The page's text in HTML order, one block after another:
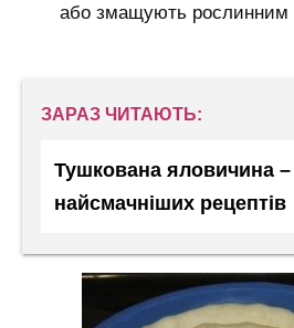
або змащують
ЗАРАЗ ЧИТАЮТЬ:
Тушкована яловичина –
найсмачніших рецептів